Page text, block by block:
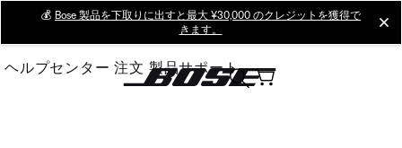
Main
💰 Bose 製品を下取りに出すと最大 ¥30,000 のクレジットを獲得で
きます。
ヘルプセンター 注文 製品サポート